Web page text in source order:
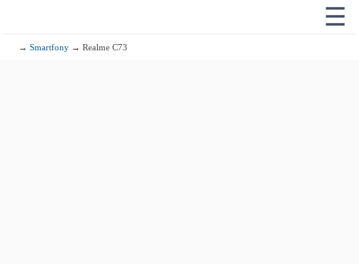
☰
→Smartfony → Realme C73